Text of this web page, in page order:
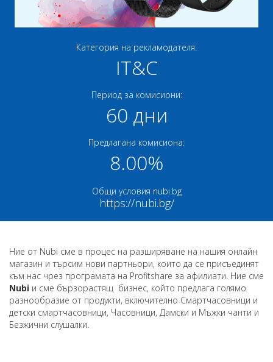
Категория на рекламодателя:
IT&C
Период за комисиони:
60 дни
Предлагана комисиона:
8.00%
Общи условия nubi.bg
https://nubi.bg/
Ние от Nubi сме в процес на разширяване на нашия онлайн
магазин и търсим нови партньори, които да се присъединят
към нас чрез програмата на Profitshare за афилиати. Ние сме
Nubi и сме бързорастящ бизнес, който предлага голямо
разнообразие от продукти, включително Смартчасовници и
детски смартчасовници, Часовници, Дамски и Мъжки чанти и
Безжични слушалки.